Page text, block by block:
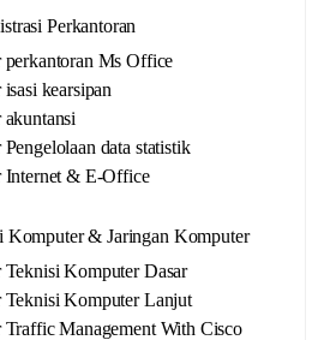
Perkantoran
Ms Office
kearsipan
data statistik
Internet & E-Office
Komputer & Jaringan Komputer
Komputer Dasar
Komputer Lanjut
Management With Cisco